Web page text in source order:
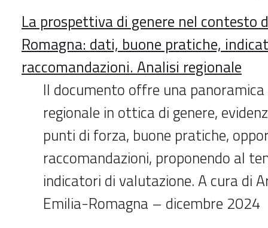
La prospettiva di genere nel contesto
Romagna: dati, buone pratiche,
raccomandazioni. Analisi regionale
Il documento offre una
regionale in ottica di genere,
punti di forza, buone pratiche,
raccomandazioni, proponendo al
indicatori di valutazione. A cura di
Emilia-Romagna – dicembre 2024